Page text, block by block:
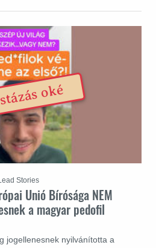
Unió Bírósága NEM
a magyar pedofil
jogellenesnek nyilvánította a
Stories
oké